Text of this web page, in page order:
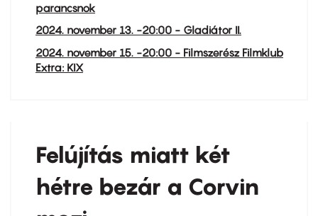
parancsnok
2024. november 13. -20:00 - Gladiátor II.
2024. november 15. -20:00 - Filmszerész Filmklub
Extra: KIX
Felújítás miatt két
hétre bezár a Corvin